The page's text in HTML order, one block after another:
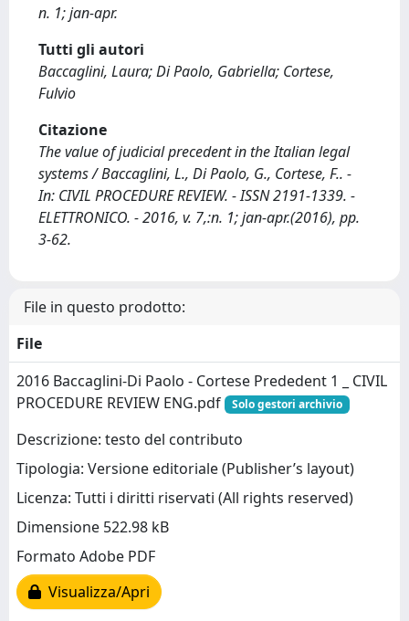
n. 1; jan-apr.
Tutti gli autori
Baccaglini, Laura; Di Paolo, Gabriella; Cortese,
Fulvio
Citazione
The value of judicial precedent in the Italian legal
systems / Baccaglini, L., Di Paolo, G., Cortese, F.. -
In: CIVIL PROCEDURE REVIEW. - ISSN 2191-1339. -
ELETTRONICO. - 2016, v. 7,:n. 1; jan-apr.(2016), pp.
3-62.
File in questo prodotto:
File
2016 Baccaglini-Di Paolo - Cortese Prededent 1 _ CIVIL
PROCEDURE REVIEW ENG.pdf
Solo gestori archivio
Descrizione: testo del contributo
Tipologia: Versione editoriale (Publisher’s layout)
Licenza: Tutti i diritti riservati (All rights reserved)
Dimensione 522.98 kB
Formato Adobe PDF
Visualizza/Apri